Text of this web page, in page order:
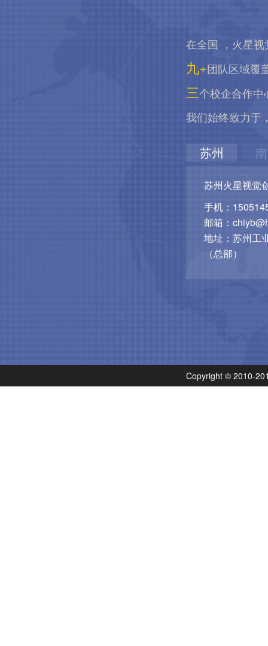
在全国 ，火星视
九+团队区域覆
三个校企合作中
我们始终致力于
苏州
苏州火星视觉
手机：
邮箱：
地址：苏州工
（总部）
Copyright © 2010-